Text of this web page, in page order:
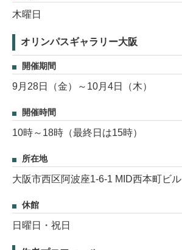
木曜日
オリンパスギャラリー大阪
開催期間
9月28日（金）～10月4日（木）
開催時間
10時～18時（最終日は15時）
所在地
大阪市西区阿波座1-6-1 MID西本町ビル
休館
日曜日・祝日